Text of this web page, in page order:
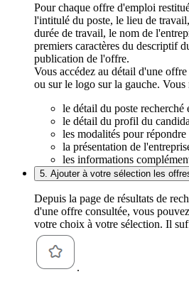
Pour chaque offre d'emploi
l'intitulé du poste, le lieu de
durée de travail, le nom de
premiers caractères du descriptif
publication de l'offre.
Vous accédez au détail d'une
ou sur le logo sur la gauche. Vous
le détail du poste recherché
le détail du profil du
les modalités pour
la présentation de
les informations
5. Ajouter à votre sélection les
Depuis la page de résultats de
d'une offre consultée, vous
votre choix à votre sélection. Il
.